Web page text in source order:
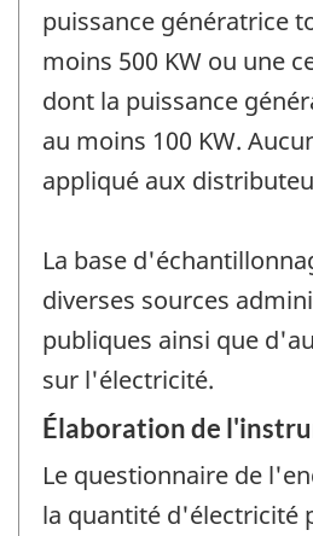
puissance génératrice
moins 500 KW ou une
dont la puissance
au moins 100 KW.
appliqué aux
La base
diverses sources
publiques ainsi que
sur l'électricité.
Élaboration de
Le questionnaire de
la quantité d'électricité